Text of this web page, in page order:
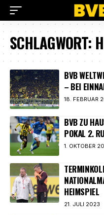
SCHLAGWORT:
BVB
– BEI
18. FEBRUAR
BVB ZU
POKAL 2.
1. OKTOBER
HEIMSPIEL
21. JULI 2023